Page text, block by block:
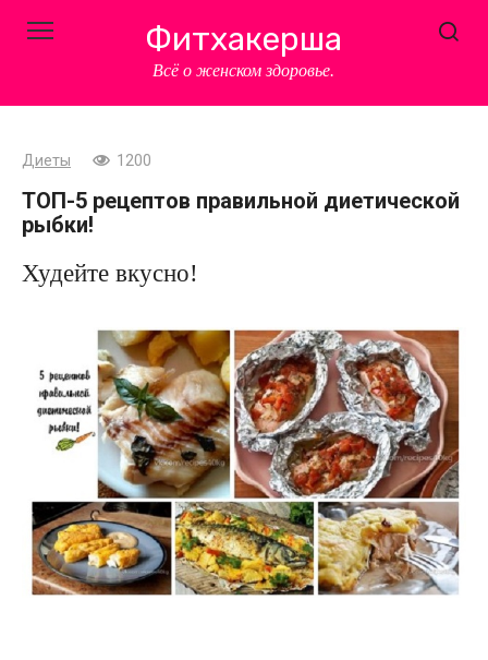
Фитхакерша
Всё о женском здоровье.
Диеты 1200
ТОП-5 рецептов правильной диетической
рыбки!
Худейте вкусно!